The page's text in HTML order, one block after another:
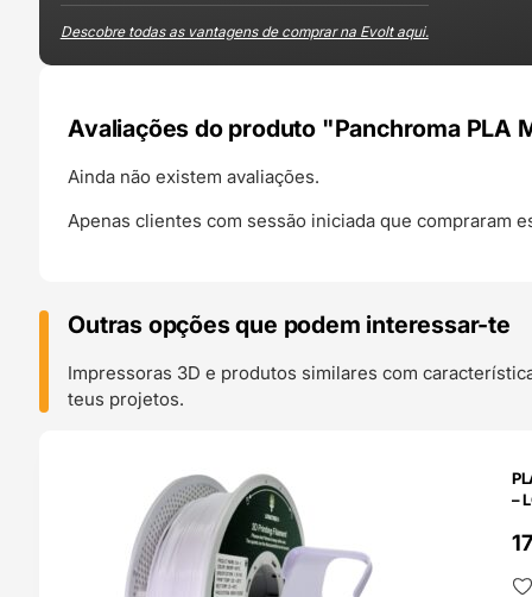
Descobre todas as vantagens de comprar na Evolt aqui.
Avaliações do produto "Panchroma PLA
Ainda não existem avaliações.
Apenas clientes com sessão iniciada que compraram
Outras opções que podem interessar-te
Impressoras 3D e produtos similares com
teus projetos.
–